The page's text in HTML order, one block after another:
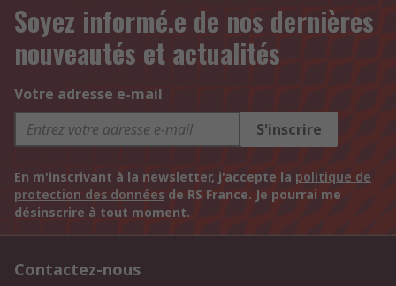
Soyez informé.e de nos dernières
nouveautés et actualités
Votre adresse e-mail
S'inscrire
En m'inscrivant à la newsletter, j'accepte la politique de
protection des données de RS France. Je pourrai me
désinscrire à tout moment.
Contactez-nous